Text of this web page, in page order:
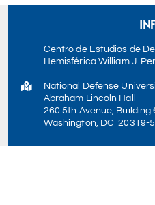
Centro de Estudios de
Hemisférica William J.
National Defense
Abraham Lincoln Hall
260 5th Avenue, Building
Washington, DC 20319-